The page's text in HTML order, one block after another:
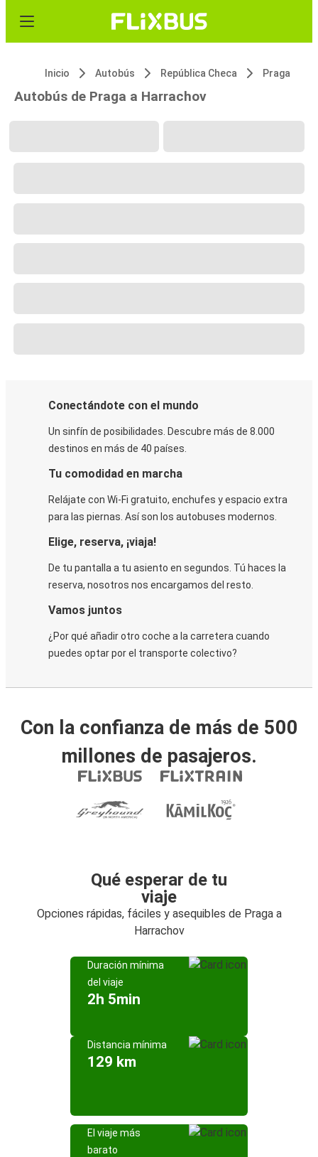
Inicio Autobús República Checa Praga
Autobús de Praga a Harrachov
Conectándote con el mundo
Un sinfín de posibilidades. Descubre más de 8.000
destinos en más de 40 países.
Tu comodidad en marcha
Relájate con Wi-Fi gratuito, enchufes y espacio extra
para las piernas. Así son los autobuses modernos.
Elige, reserva, ¡viaja!
De tu pantalla a tu asiento en segundos. Tú haces la
reserva, nosotros nos encargamos del resto.
Vamos juntos
¿Por qué añadir otro coche a la carretera cuando
puedes optar por el transporte colectivo?
Con la confianza de más de 500
millones de pasajeros.
Qué esperar de tu
viaje
Opciones rápidas, fáciles y asequibles de Praga a
Harrachov
Duración mínima
del viaje
2h 5min
Distancia mínima
129 km
El viaje más
barato